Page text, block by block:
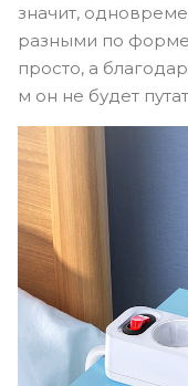
значит,
разными по
просто, а
м он не будет